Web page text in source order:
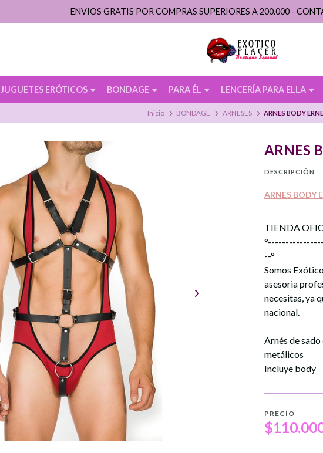
JUGUETES ERÓTICOS BONDAGE PARA ÉL LENCERÍA PARA ELLA
ENVIOS GRATIS POR COMPRAS SUPERIORES A 200.000 -
Inicio BONDAGE ARNESES ARNES BODY
ARNES
DESCRIPCIÓN
ARNES BODY
TIENDA
--°
Somos
asesoria
necesitas, ya
nacional.
Arnés de
metálicos
Incluye body
PRECIO